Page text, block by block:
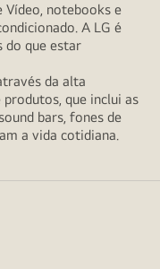
Vídeo, notebooks e
A LG é
do que estar
da alta
que inclui as
bars, fones de
a vida cotidiana.